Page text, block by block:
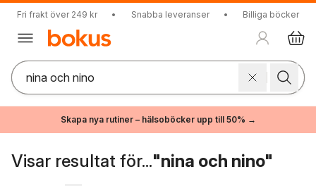
Fri frakt över 249 kr • Snabba leveranser • Billiga böcker
Skapa nya rutiner – hälsoböcker upp till 50% →
Visar resultat för..."nina och nino"